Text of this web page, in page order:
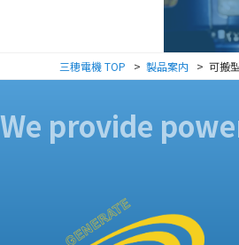
三穂電機 TOP 製品案内 可搬
We provide